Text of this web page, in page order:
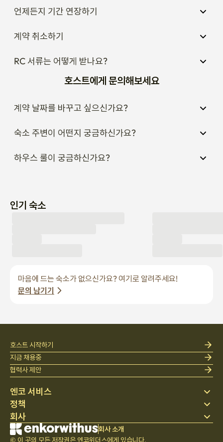
언제든지 기간 연장하기
계약 취소하기
RC 서류는 어떻게 받나요?
호스트에게 문의해보세요
계약 날짜를 바꾸고 싶으신가요?
숙소 주변이 어떤지 궁금하신가요?
하우스 룰이 궁금하신가요?
인기 숙소
마음에 드는 숙소가 없으신가요? 여기로 알려주세요!
문의 남기기
엔코 서비스
스테이 찾기
베딩
블로그
헬프 센터
정책
개인정보 처리방침
이용약관
회사
회사 소개
호스트 시작하기
지금 채용중
협력사 제안
회사 소개
© 이 곳의 모든 저작권은 엔코위더스에게 있습니다.